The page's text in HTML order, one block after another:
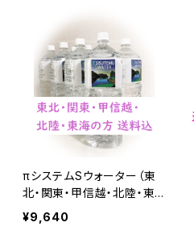
πシステムSウォーター（東
北・関東・甲信越・北陸・東
海：送料込）２ℓ×８
¥9,640